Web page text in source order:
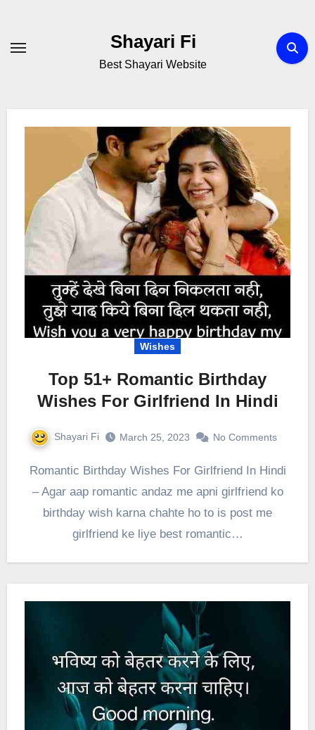
content
Shayari Fi
Best Shayari Website
Wishes
Top 51+ Romantic Birthday
Wishes For Girlfriend In Hindi
Shayari Fi March 25, 2023 No Comments
Romantic Birthday Wishes For Girlfriend In Hindi
– Agar aap romantic andaz me apni girlfriend ko
birthday wish karna chahte ho to is post me
girlfriend ke liye best romantic…